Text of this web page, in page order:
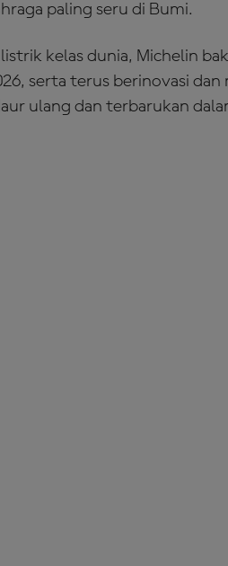
paling seru di Bumi.
kelas dunia, Michelin
serta terus berinovasi
ulang dan terbarukan